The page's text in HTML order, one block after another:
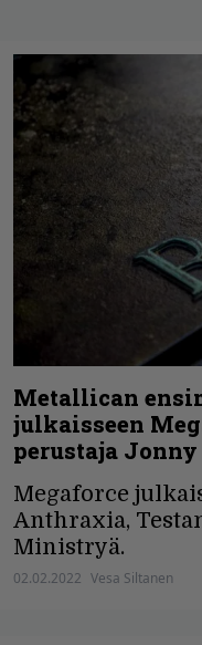
Metallican
julkaisseen
perustaja
Megaforce
Anthraxia,
Ministryä.
02.02.2022 Vesa Siltanen